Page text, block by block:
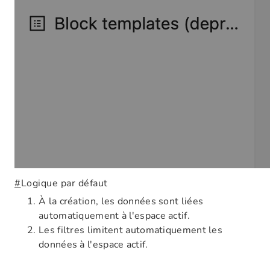
#Logique par défaut
À la création, les données sont liées
automatiquement à l'espace actif.
Les filtres limitent automatiquement les
données à l'espace actif.